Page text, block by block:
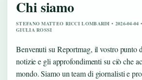
Chi siamo
STEFANO MATTEO RICCI LOMBARDI • 2026-04-04
GIULIA ROSSI
Benvenuti su Reportmag, il vostro punto
notizie e gli approfondimenti su ciò che
mondo. Siamo un team di giornalisti e